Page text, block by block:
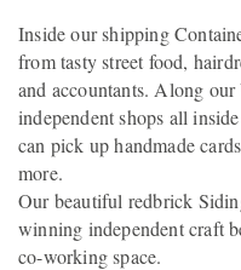
Inside our shipping
from tasty street food,
and accountants. Along
independent shops all
can pick up handmade
more.
Our beautiful redbrick
winning independent craft
co-working space.